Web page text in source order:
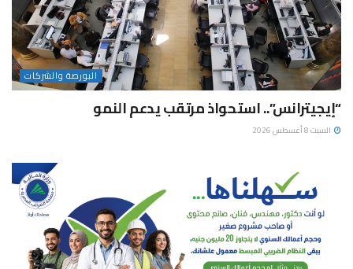
البورصة والشركات
“إيجيترانس”.. استحواذ مرتقب يدعم النمو
السبت 8 أغسطس 2026